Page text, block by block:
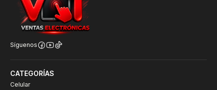
Síguenos
CATEGORÍAS
Celular